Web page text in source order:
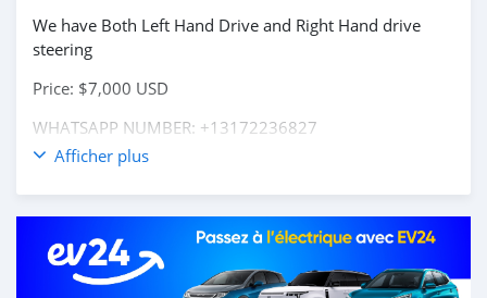
We have Both Left Hand Drive and Right Hand drive
steering
Price: $7,000 USD
WHATSAPP NUMBER: +13172236827
CONTACT EMAIL: lucansachezs@hotmail.com
Afficher plus